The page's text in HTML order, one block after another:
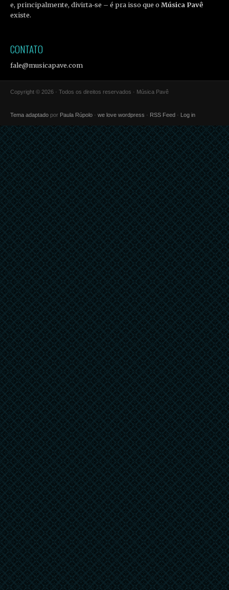
e, principalmente, divirta-se – é pra isso que oMúsica Pavê
existe.
CONTATO
fale@musicapave.com
Copyright © 2026 · Todos os direitos reservados · Música Pavê
Tema adaptado por Paula Rúpolo · we love wordpress · RSS Feed · Log in